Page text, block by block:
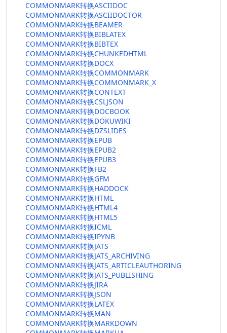
COMMONMARK转换ASCIIDOC
COMMONMARK转换ASCIIDOCTOR
COMMONMARK转换BEAMER
COMMONMARK转换BIBLATEX
COMMONMARK转换BIBTEX
COMMONMARK转换CHUNKEDHTML
COMMONMARK转换DOCX
COMMONMARK转换COMMONMARK
COMMONMARK转换COMMONMARK_X
COMMONMARK转换CONTEXT
COMMONMARK转换CSLJSON
COMMONMARK转换DOCBOOK
COMMONMARK转换DOKUWIKI
COMMONMARK转换DZSLIDES
COMMONMARK转换EPUB
COMMONMARK转换EPUB2
COMMONMARK转换EPUB3
COMMONMARK转换FB2
COMMONMARK转换GFM
COMMONMARK转换HADDOCK
COMMONMARK转换HTML
COMMONMARK转换HTML4
COMMONMARK转换HTML5
COMMONMARK转换ICML
COMMONMARK转换IPYNB
COMMONMARK转换JATS
COMMONMARK转换JATS_ARCHIVING
COMMONMARK转换JATS_ARTICLEAUTHORING
COMMONMARK转换JATS_PUBLISHING
COMMONMARK转换JIRA
COMMONMARK转换JSON
COMMONMARK转换LATEX
COMMONMARK转换MAN
COMMONMARK转换MARKDOWN